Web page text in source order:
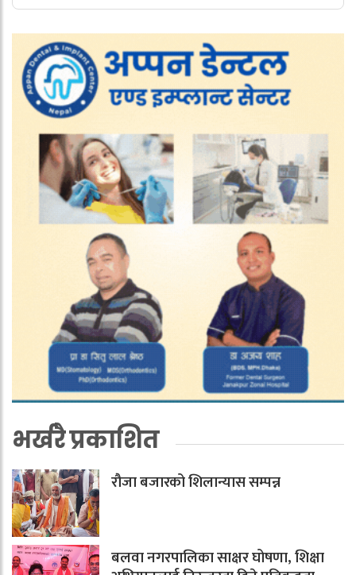
भर्खरै प्रकाशित
रौजा बजारको शिलान्यास सम्पन्न
बलवा नगरपालिका साक्षर घोषणा, शिक्षा